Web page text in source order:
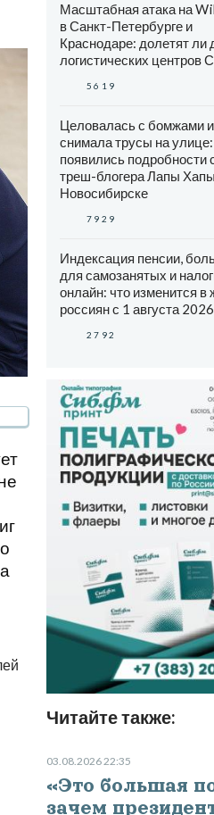
Масштабная атака на
в Санкт-Петербурге и
Краснодаре: долетят ли
логистических центров
5619
Целовалась с бомжами и
снимала трусы на улице:
появились подробности
треш-блогера Лапы
Новосибирске
7929
Индексация пенсии,
для самозанятых и
онлайн: что изменится в
россиян с 1 августа
2792
Читайте также:
03.08.2026 22:35
«Это большая
зачем